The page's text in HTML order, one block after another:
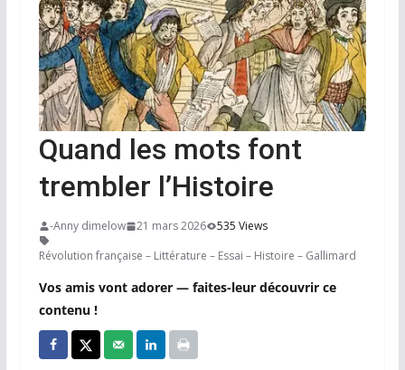
Quand les mots font
trembler l’Histoire
-Anny dimelow 21 mars 2026
535 Views
Révolution française – Littérature – Essai – Histoire – Gallimard
Vos amis vont adorer — faites-leur découvrir ce
contenu !